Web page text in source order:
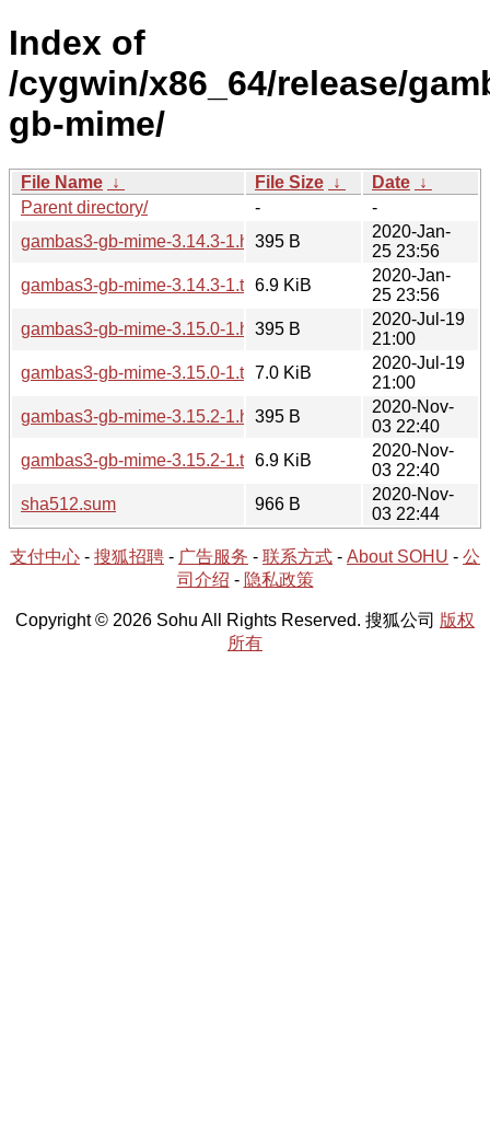
Index of
/cygwin/x86_64/release/
gb-mime/
File Name ↓ File Size ↓ Date ↓
Parent directory/
-
-
gambas3-gb-mime-3.14.3-1.hint395 B
2020-Jan-
25 23:56
gambas3-gb-mime-3.14.3-1.tar.xz6.9 KiB
2020-Jan-
25 23:56
gambas3-gb-mime-3.15.0-1.hint395 B
2020-Jul-19
21:00
gambas3-gb-mime-3.15.0-1.tar.xz7.0 KiB
2020-Jul-19
21:00
gambas3-gb-mime-3.15.2-1.hint395 B
2020-Nov-
03 22:40
gambas3-gb-mime-3.15.2-1.tar.xz6.9 KiB
2020-Nov-
03 22:40
sha512.sum
966 B
2020-Nov-
03 22:44
支付中心 - 搜狐招聘 - 广告服务 - 联系方式 - About SOHU - 公
司介绍 - 隐私政策
Copyright © 2026 Sohu All Rights Reserved. 搜狐公司 版权
所有